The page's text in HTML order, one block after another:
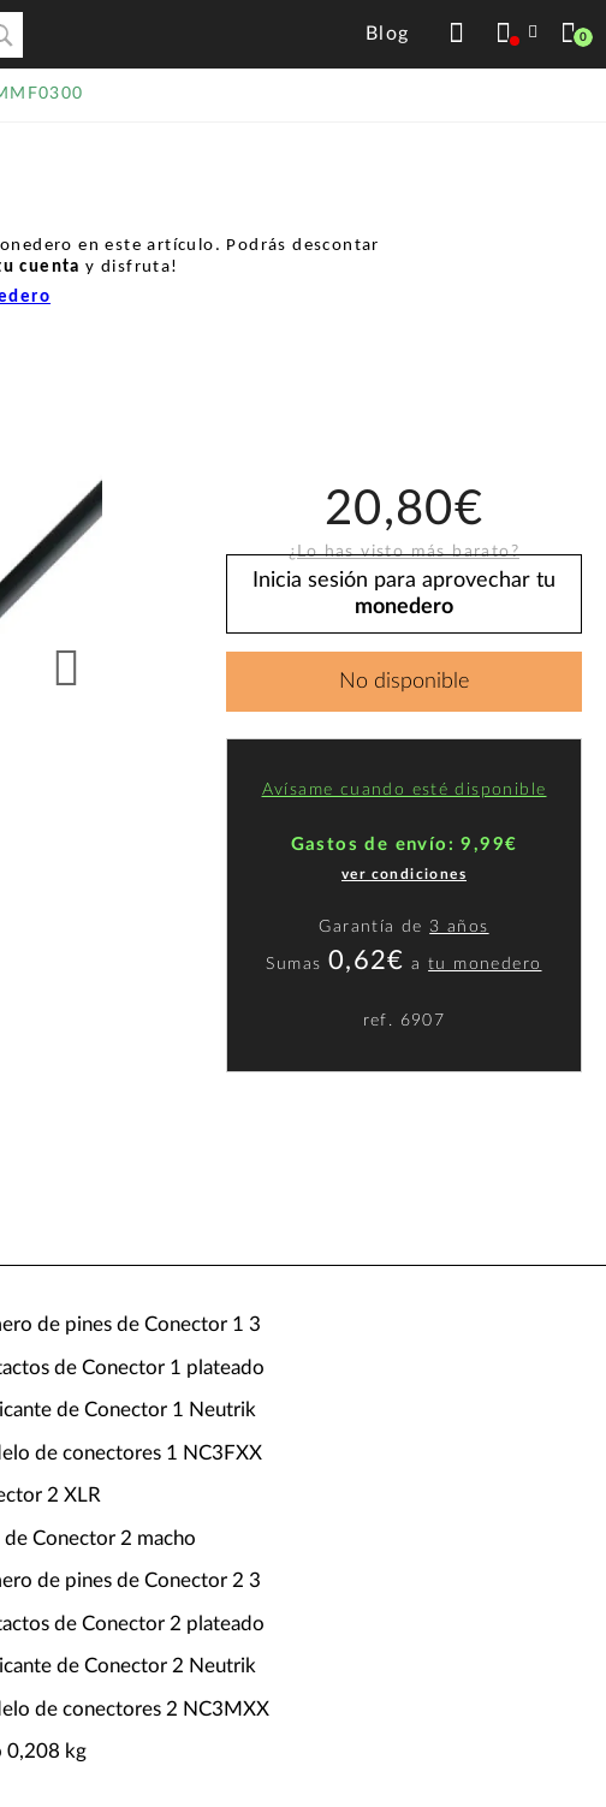
Blog 0
en este artículo. Podrás descontar
cuenta y disfruta!
20,80€
¿Lo has visto más barato?
Inicia sesión para aprovechar tu
monedero
No disponible
Avísame cuando esté disponible
Gastos de envío: 9,99€
ver condiciones
Garantía de 3 años
Sumas 0,62€ atu monedero
ref. 6907
de pines de Conector 1 3
de Conector 1 plateado
de Conector 1 Neutrik
de conectores 1 NC3FXX
2 XLR
Conector 2 macho
de pines de Conector 2 3
de Conector 2 plateado
de Conector 2 Neutrik
de conectores 2 NC3MXX
0,208 kg